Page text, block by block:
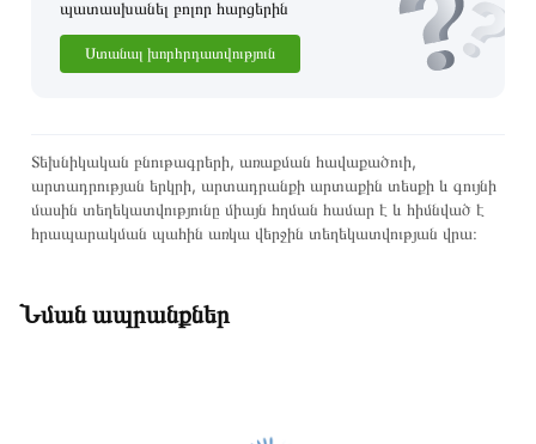
պատասխանել բոլոր հարցերին
Ստանալ խորհրդատվություն
Տեխնիկական բնութագրերի, առաքման հավաքածուի,
արտադրության երկրի, արտադրանքի արտաքին տեսքի և գույնի
մասին տեղեկատվությունը միայն հղման համար է և հիմնված է
հրապարակման պահին առկա վերջին տեղեկատվության վրա։
Նման ապրանքներ